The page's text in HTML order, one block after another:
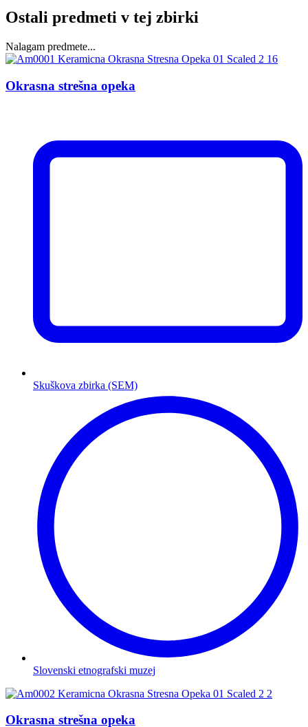
Ostali predmeti v tej zbirki
Nalagam predmete...
Okrasna strešna opeka
Skuškova zbirka (SEM)
Slovenski etnografski muzej
Okrasna strešna opeka